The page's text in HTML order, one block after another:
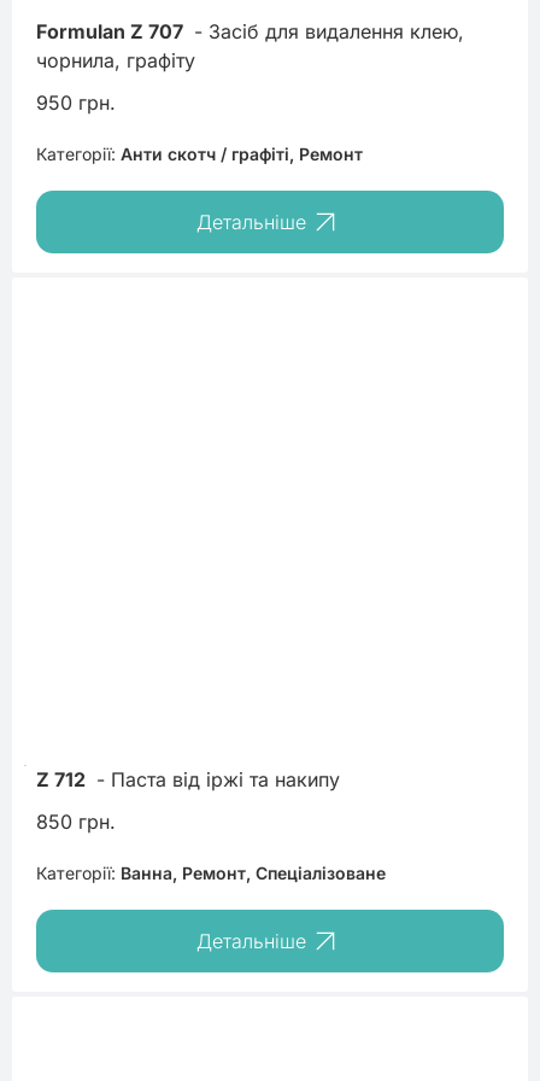
Formulan Z 707 - Засіб для видалення клею,
чорнила, графіту
950 грн.
Категорії: Анти скотч / графіті, Ремонт
Детальніше
Z 712 - Паста від іржі та накипу
850 грн.
Категорії: Ванна, Ремонт, Спеціалізоване
Детальніше